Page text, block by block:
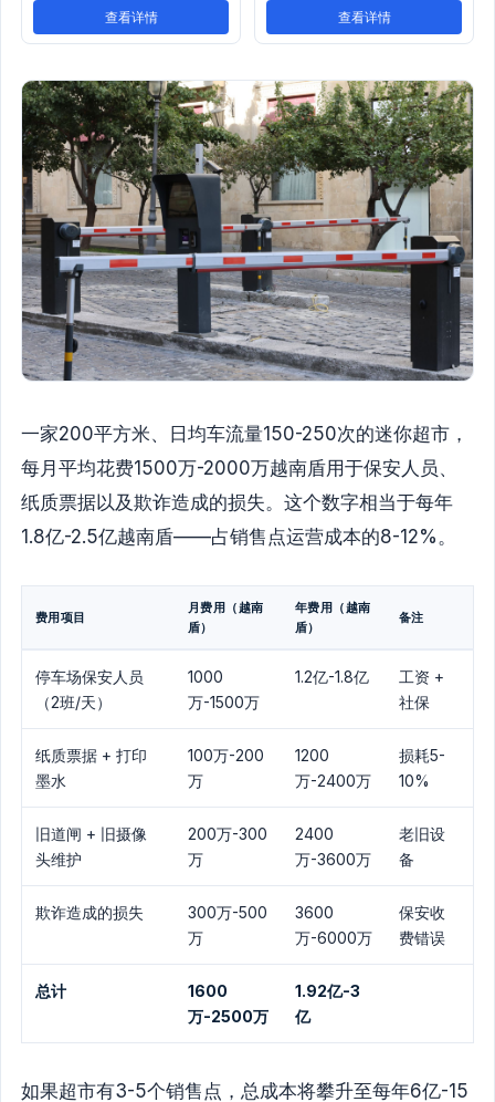
查看详情 查看详情
一家200平方米、日均车流量150-250次的迷你超市，
每月平均花费1500万-2000万越南盾用于保安人员、
纸质票据以及欺诈造成的损失。这个数字相当于每年
1.8亿-2.5亿越南盾——占销售点运营成本的8-12%。
费用项目
月费用（越南
盾）
年费用（越南
盾）
备注
停车场保安人员
（2班/天）
1000
万-1500万
1.2亿-1.8亿
工资 +
社保
纸质票据 + 打印
墨水
100万-200
万
1200
万-2400万
损耗5-
10%
旧道闸 + 旧摄像
头维护
200万-300
万
2400
万-3600万
老旧设
备
欺诈造成的损失
300万-500
万
3600
万-6000万
保安收
费错误
总计
1600
万-2500万
1.92亿-3
亿
如果超市有3-5个销售点，总成本将攀升至每年6亿-15